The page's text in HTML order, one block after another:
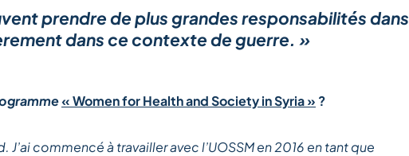
prendre de plus grandes responsabilités dans
dans ce contexte de guerre. »
« Women for Health and Society in Syria » ?
commencé à travailler avec l’UOSSM en 2016 en tant que